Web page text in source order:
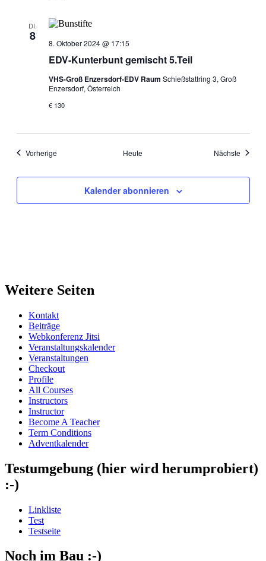
DI.
8
EDV-Kunterbunt gemischt 5.Teil
8. Oktober 2024 @ 17:15
VHS-Groß Enzersdorf-EDV Raum Schießstattring 3, Groß
Enzersdorf, Österreich
€ 130
VorherigeVeranstaltungen Heute Nächste
Kalender abonnieren
Weitere Seiten
Kontakt
Beiträge
Webkonferenz Jitsi
Veranstaltungskalender
Veranstaltungen
Checkout
Profile
All Courses
Instructors
Instructor
Become A Teacher
Term Conditions
Adventkalender
Testumgebung (hier wird herumprobiert)
:-)
Linkliste
Test
Testseite
Noch im Bau :-)